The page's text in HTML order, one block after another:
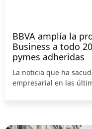
BBVA amplía la
Business a todo
pymes adheridas
La noticia que ha
empresarial en las